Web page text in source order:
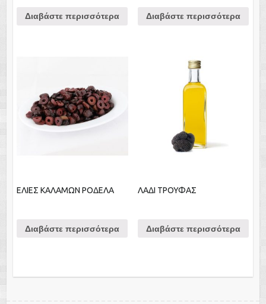
Διαβάστε περισσότερα Διαβάστε περισσότερα
ΕΛΙΕΣ ΚΑΛΑΜΩΝ ΡΟΔΕΛΑ
Διαβάστε περισσότερα
ΛΑΔΙ ΤΡΟΥΦΑΣ
Διαβάστε περισσότερα